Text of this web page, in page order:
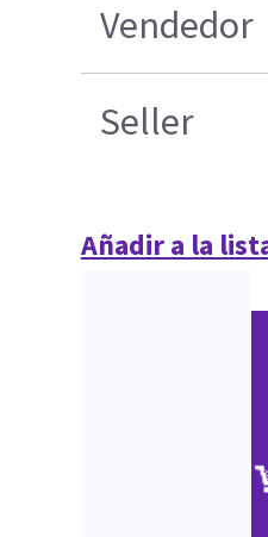
Vendedor
Seller
Añadir a la